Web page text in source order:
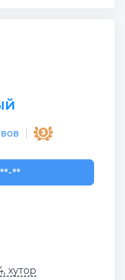
30
**
хутор